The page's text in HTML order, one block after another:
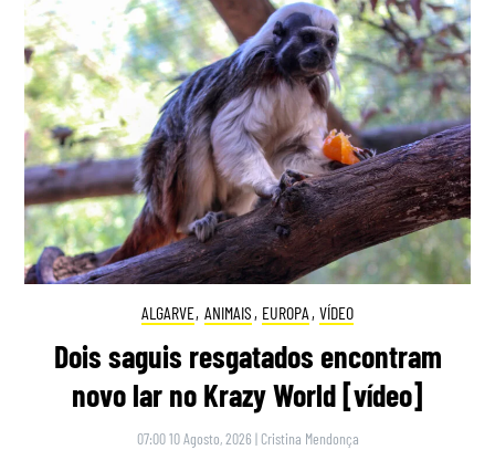
ALGARVE, ANIMAIS , EUROPA , VÍDEO
Dois saguis resgatados encontram
novo lar no Krazy World [vídeo]
07:00 10 Agosto, 2026 | Cristina Mendonça